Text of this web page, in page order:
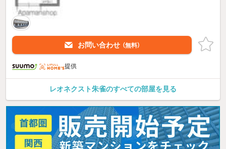
お問い合わせ （無料）
提供
レオネクスト朱雀のすべての部屋を見る